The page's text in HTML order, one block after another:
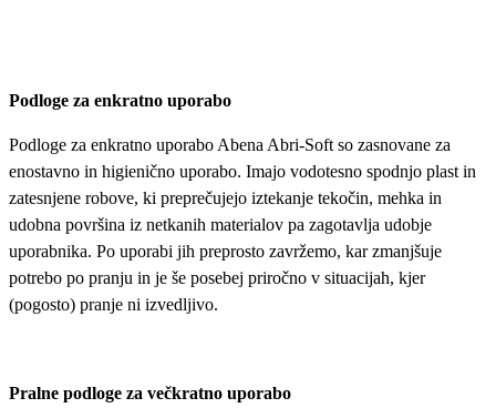
Podloge za enkratno uporabo
Podloge za enkratno uporabo Abena Abri-Soft so zasnovane za
enostavno in higienično uporabo. Imajo vodotesno spodnjo plast in
zatesnjene robove, ki preprečujejo iztekanje tekočin, mehka in
udobna površina iz netkanih materialov pa zagotavlja udobje
uporabnika. Po uporabi jih preprosto zavržemo, kar zmanjšuje
potrebo po pranju in je še posebej priročno v situacijah, kjer
(pogosto) pranje ni izvedljivo.
Pralne podloge za večkratno uporabo